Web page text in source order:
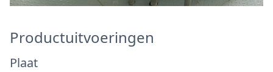
Productuitvoeringen
Plaat